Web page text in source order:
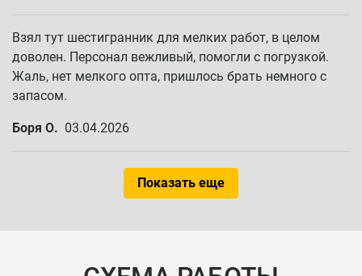
Взял тут шестигранник для мелких работ, в целом
доволен. Персонал вежливый, помогли с погрузкой.
Жаль, нет мелкого опта, пришлось брать немного с
запасом.
Боря О. 03.04.2026
Показать еще